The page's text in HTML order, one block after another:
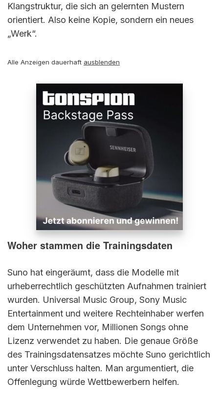
Klangstruktur, die sich an gelernten Mustern
orientiert. Also keine Kopie, sondern ein neues
„Werk“.
Alle Anzeigen dauerhaft ausblenden
Woher stammen die Trainingsdaten
Suno hat eingeräumt, dass die Modelle mit
urheberrechtlich geschützten Aufnahmen trainiert
wurden. Universal Music Group, Sony Music
Entertainment und weitere Rechteinhaber werfen
dem Unternehmen vor, Millionen Songs ohne
Lizenz verwendet zu haben. Die genaue Größe
des Trainingsdatensatzes möchte Suno gerichtlich
unter Verschluss halten. Man argumentiert, die
Offenlegung würde Wettbewerbern helfen.